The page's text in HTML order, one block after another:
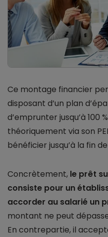
Ce montage financier
disposant d’un plan
d’emprunter jusqu’à 100
théoriquement via son
bénéficier jusqu’à la fin
Concrètement, le prêt
consiste pour un
accorder au salarié un
montant ne peut
En contrepartie, il